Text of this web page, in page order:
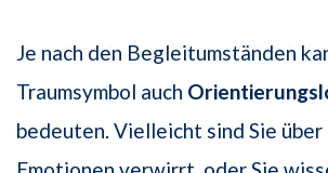
Je nach den Begleitumständen
Traumsymbol auch
bedeuten. Vielleicht sind Sie